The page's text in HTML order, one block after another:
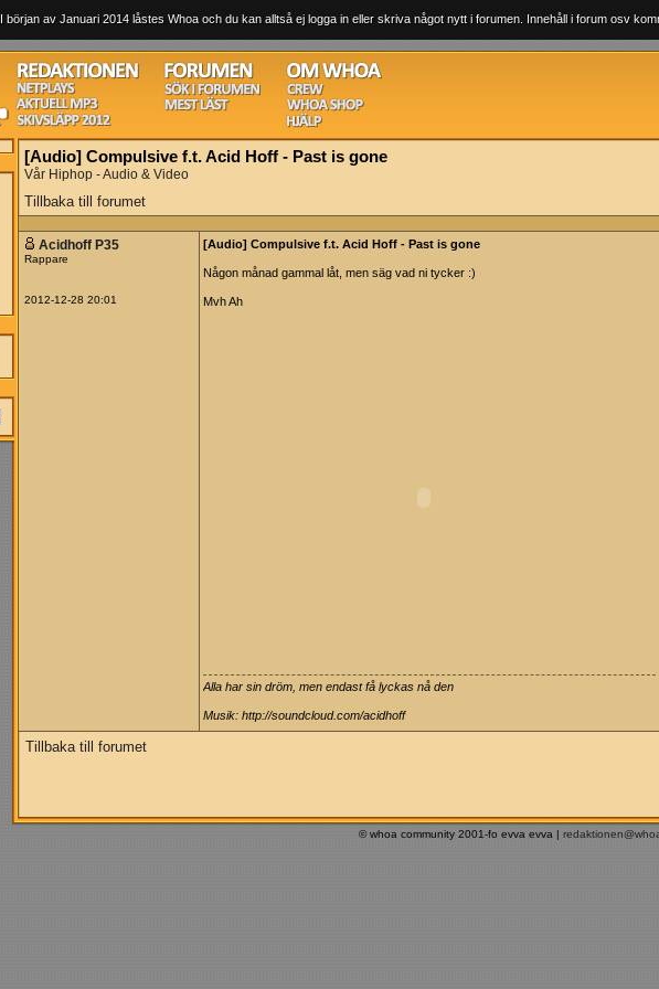
I början av Januari 2014 låstes Whoa och du kan alltså ej logga in eller skriva något nytt i forumen. Innehåll i forum osv
[Audio] Compulsive f.t. Acid Hoff - Past is gone
Vår Hiphop - Audio & Video
Tillbaka till forumet
Acidhoff P35
Rappare
2012-12-28 20:01
[Audio] Compulsive f.t. Acid Hoff - Past is gone
Någon månad gammal låt, men säg vad ni tycker :)
Mvh Ah
Alla har sin dröm, men endast få lyckas nå den
Musik: http://soundcloud.com/acidhoff
Tillbaka till forumet
© whoa community 2001-fo evva evva |